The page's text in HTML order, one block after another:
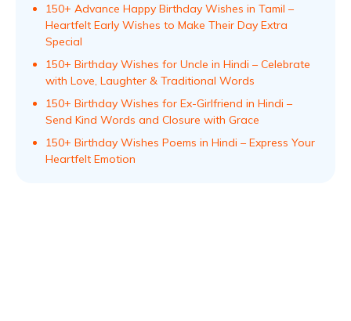
150+ Advance Happy Birthday Wishes in Tamil –
Heartfelt Early Wishes to Make Their Day Extra
Special
150+ Birthday Wishes for Uncle in Hindi – Celebrate
with Love, Laughter & Traditional Words
150+ Birthday Wishes for Ex-Girlfriend in Hindi –
Send Kind Words and Closure with Grace
150+ Birthday Wishes Poems in Hindi – Express Your
Heartfelt Emotion